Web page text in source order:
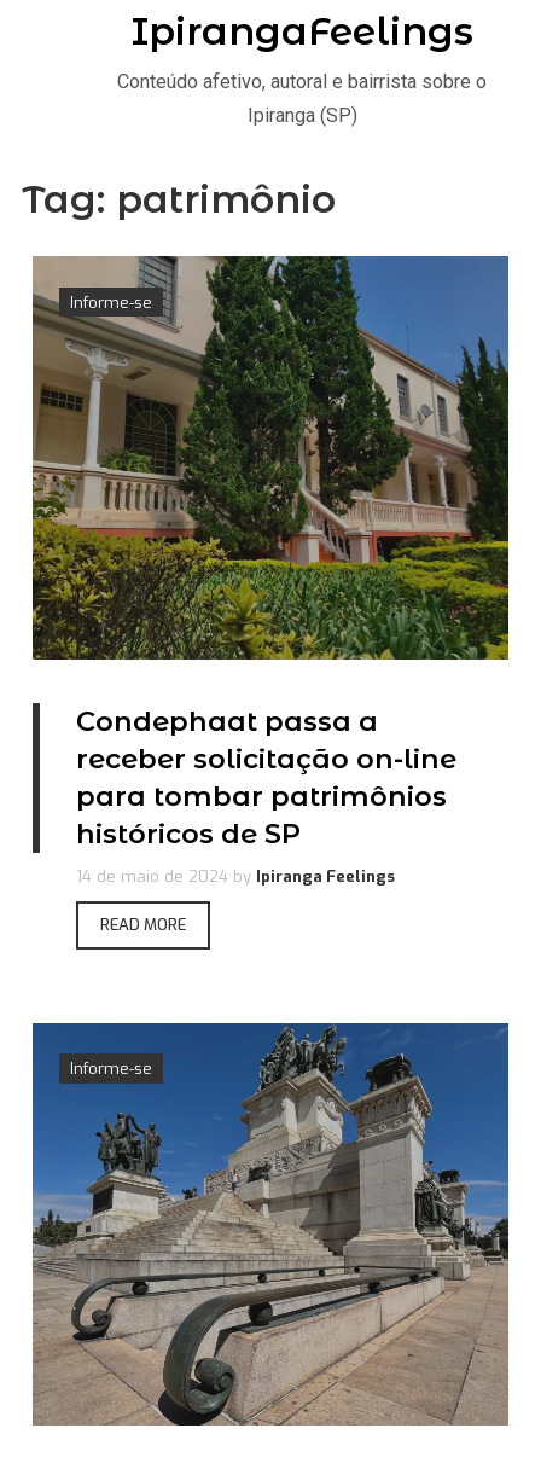
Tag: patrimônio
Informe-se
Condephaat passa a
receber solicitação on-line
para tombar patrimônios
históricos de SP
14 de maio de 2024 by Ipiranga Feelings
READ MORE
Informe-se
IpirangaFeelings
Conteúdo afetivo, autoral e bairrista sobre o
Ipiranga (SP)